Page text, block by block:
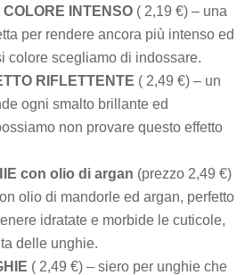
INTENSO( 2,19 €) – una
per rendere ancora più intenso ed
colore scegliamo di indossare.
RIFLETTENTE ( 2,49 €) – un
ogni smalto brillante ed
non provare questo effetto
con olio di argan (prezzo 2,49 €)
olio di mandorle ed argan, perfetto
idratate e morbide le cuticole,
delle unghie.
( 2,49 €) – siero per unghie che